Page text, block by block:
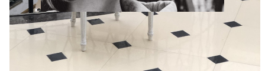
Виктория Беспалова